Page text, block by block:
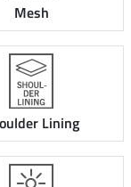
Mesh
Lining